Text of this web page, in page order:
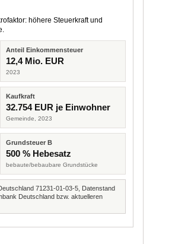
höhere Steuerkraft und
Anteil Einkommensteuer
12,4 Mio. EUR
2023
Kaufkraft
32.754 EUR je Einwohner
Gemeinde, 2023
Grundsteuer B
500 % Hebesatz
bebaute/bebaubare Grundstücke
71231-01-03-5, Datenstand
Deutschland bzw. aktuelleren